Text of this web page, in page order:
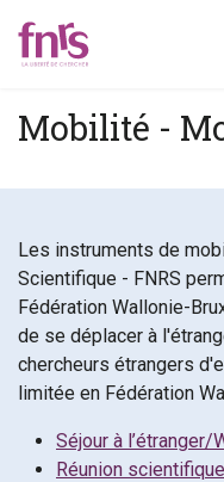
Mobilité -
Les instruments de
Scientifique - FNRS
Fédération Wallonie-
de se déplacer à
chercheurs étrangers
limitée en Fédération
Séjour à l’étranger/
Réunion